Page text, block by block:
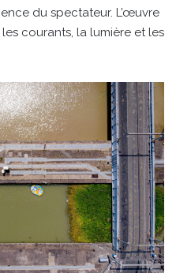
du spectateur. L’œuvre
courants, la lumière et les